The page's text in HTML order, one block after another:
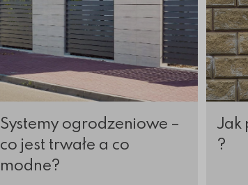
Systemy ogrodzeniowe –
co jest trwałe a co
modne?
Jak
?